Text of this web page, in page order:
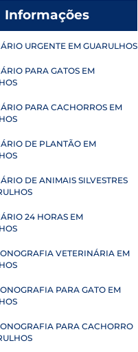
Informações
URGENTE EM GUARULHOS
PARA GATOS EM
PARA CACHORROS EM
DE PLANTÃO EM
DE ANIMAIS SILVESTRES
24 HORAS EM
VETERINÁRIA EM
PARA GATO EM
PARA CACHORRO